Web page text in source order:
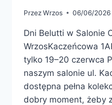
PrzezWrzos 06/06/2026
Dni Belutti w Salonie
WrzosKaczeńcowa
tylko 19–20 czerwca
naszym salonie ul.
dostępna pełna
dobry moment, żeby